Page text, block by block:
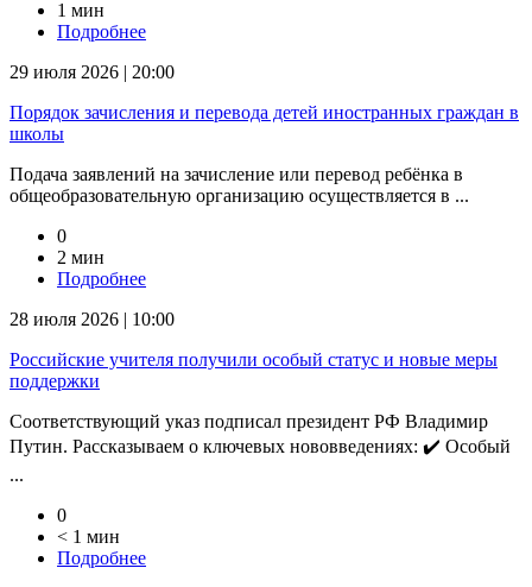
1 мин
Подробнее
29 июля 2026 | 20:00
Порядок зачисления и перевода детей иностранных граждан в
школы
Подача заявлений на зачисление или перевод ребёнка в
общеобразовательную организацию осуществляется в ...
0
2 мин
Подробнее
28 июля 2026 | 10:00
Российские учителя получили особый статус и новые меры
поддержки
Соответствующий указ подписал президент РФ Владимир
Путин. Рассказываем о ключевых нововведениях: ✔️ Особый
...
0
< 1 мин
Подробнее